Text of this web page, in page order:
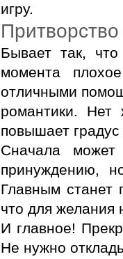
игру.
Бывает так,
момента
отличными
романтики. Нет
повышает
Сначала
принуждению,
Главным станет
что для желания
И главное!
Не нужно